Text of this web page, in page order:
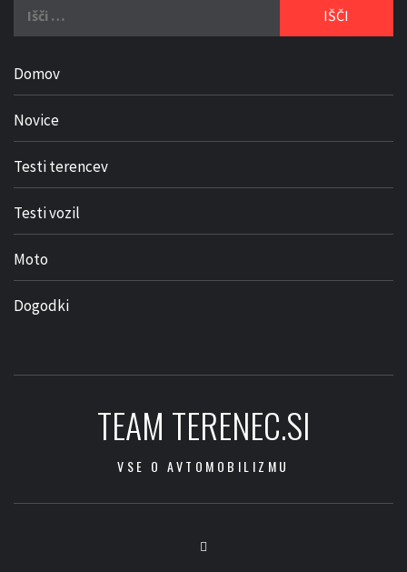
Domov
Novice
Testi terencev
Testi vozil
Moto
Dogodki
TEAM TERENEC.SI
VSE O AVTOMOBILIZMU
Facebook